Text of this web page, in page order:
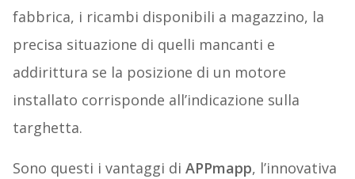
fabbrica, i ricambi disponibili a magazzino, la
precisa situazione di quelli mancanti e
addirittura se la posizione di un motore
installato corrisponde all’indicazione sulla
targhetta.
Sono questi i vantaggi di APPmapp, l’innovativa